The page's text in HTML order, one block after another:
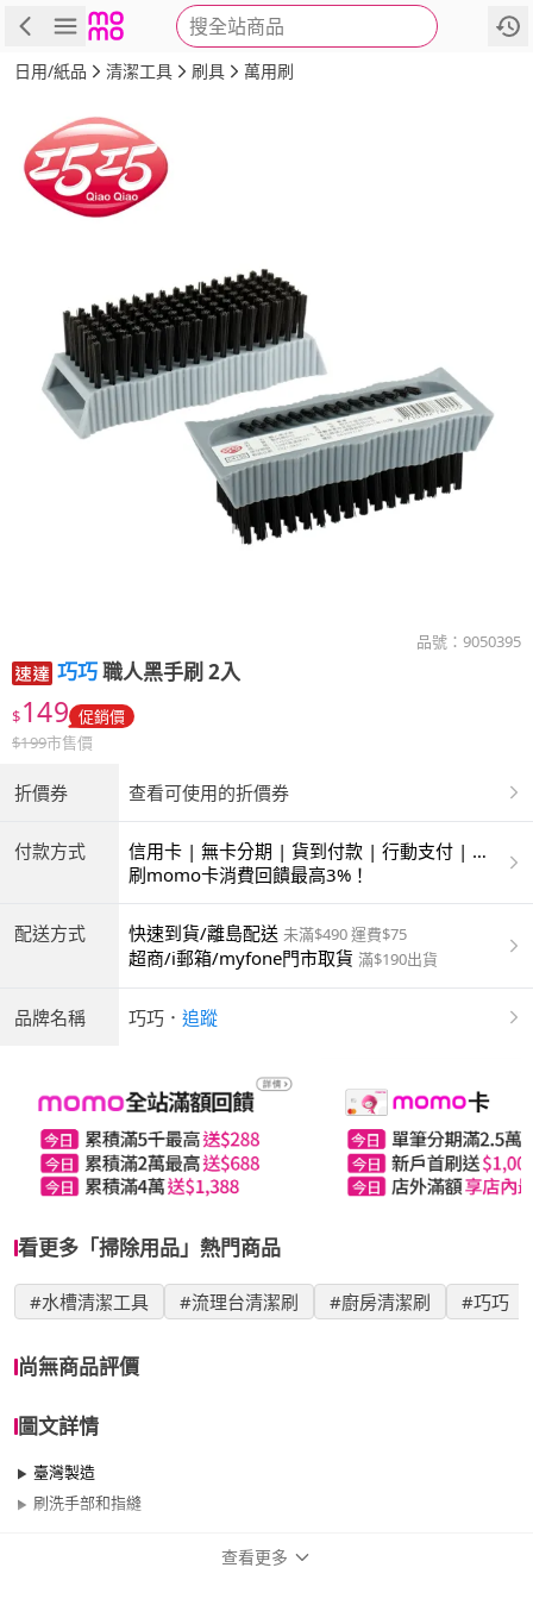
搜全站商品
商品 評價 詳情
日用/紙品 清潔工具 刷具 萬用刷
品號： 9050395
巧巧職人黑手刷 2入
$149 促銷價
$199市售價
折價券 查看可使用的折價券
付款方式
信用卡 | 無卡分期 | 貨到付款 | 行動支付 | 超
商付款 | ATM | 銀聯卡
刷momo卡消費回饋最高3%！
配送方式 快速到貨/離島配送 未滿$490 運費$75
超商/i郵箱/myfone門市取貨 滿$190出貨
品牌名稱 巧巧 ． 追蹤
看更多「掃除用品」熱門商品
#水槽清潔工具 #流理台清潔刷 #廚房清潔刷 #巧巧
尚無商品評價
圖文詳情
臺灣製造
刷洗手部和指縫
查看更多